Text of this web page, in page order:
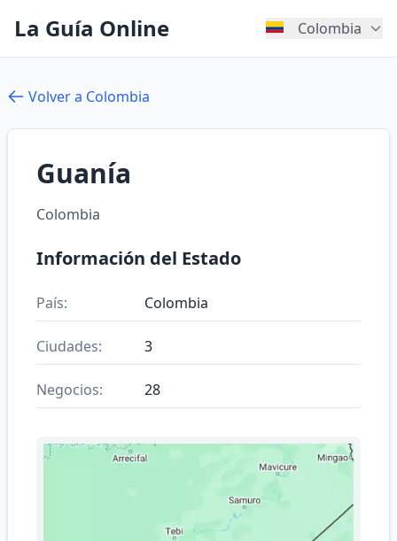
La Guía Online Colombia
Volver a Colombia
Guanía
Colombia
Información del Estado
País: Colombia
Ciudades: 3
Negocios: 28